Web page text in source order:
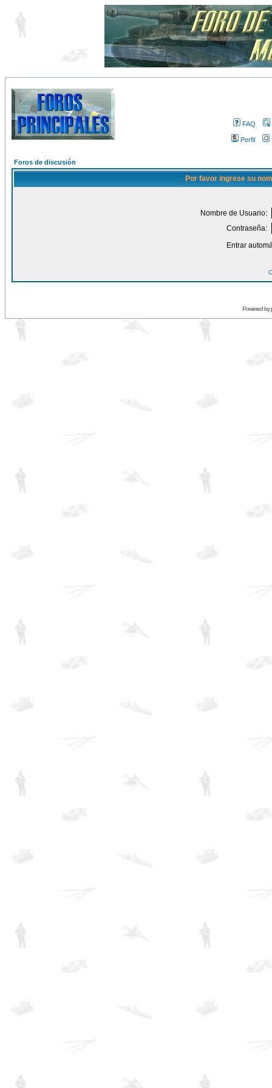
FAQ
Perfil
Foros de discusión
Por favor ingrese su
Nombre de Usuario:
Contraseña:
Entrar
Powered by